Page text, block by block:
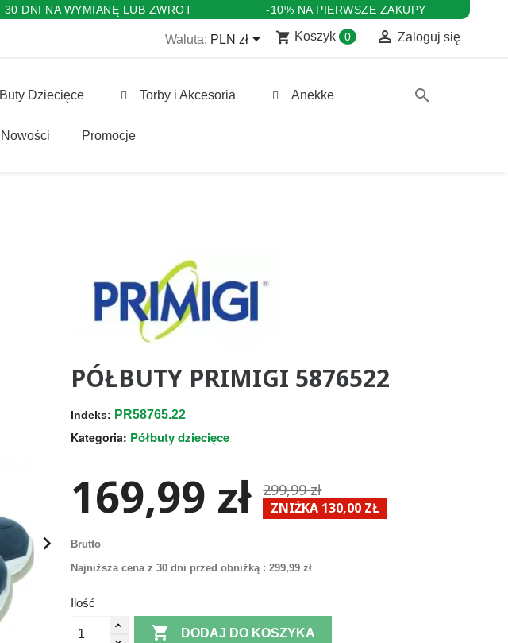
30 DNI NA WYMIANĘ LUB ZWROT -10% NA PIERWSZE ZAKUPY
Waluta: PLN zł shopping_cart Koszyk 0  Zaloguj się
Buty Dziecięce Torby i Akcesoria Anekke
Nowości Promocje
search

PÓŁBUTY PRIMIGI 5876522
Indeks: PR58765.22
Kategoria: Półbuty dziecięce
169,99 zł 299,99 zł
ZNIŻKA 130,00 ZŁ
Brutto
Najniższa cena z 30 dni przed obniżką : 299,99 zł
Ilość
 DODAJ DO KOSZYKA